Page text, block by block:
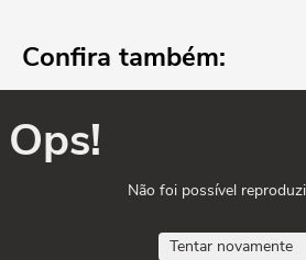
Confira também:
Ops!
Não foi possível
Tentar novamente